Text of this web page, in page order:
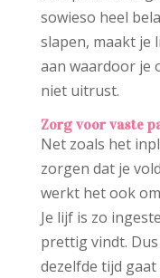
sowieso heel
slapen, maakt je
aan waardoor je
niet uitrust.
Zorg voor vaste
Net zoals het
zorgen dat je
werkt het ook
Je lijf is zo
prettig vindt.
dezelfde tijd